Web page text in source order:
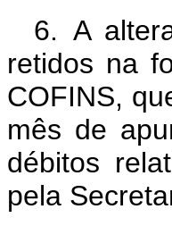
6. A
retidos na
COFINS,
mês de
débitos
pela